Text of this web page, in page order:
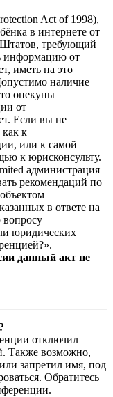
Act of 1998),
в интернете от
требующий
информацию от
иметь на это
наличие
опекуны
от
Если вы не
к
или к самой
к юрисконсульту.
администрация
рекомендаций по
в ответе на
вопросу
юридических
данный акт не
отключил
Также возможно,
запретил имя, под
Обратитесь